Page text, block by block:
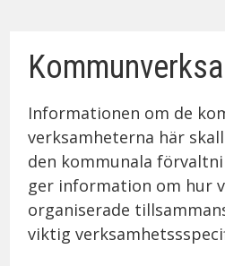
Informationen om de
verksamheterna här
den kommunala
ger information om hur
organiserade
viktig